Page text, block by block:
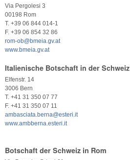
Via Pergolesi 3
00198 Rom
T. +39 06 844 014-1
F. +39 06 854 32 86
rom-ob@bmeia.gv.at
www.bmeia.gv.at
Italienische Botschaft in der Schweiz
Elfenstr. 14
3006 Bern
T. +41 31 350 07 77
F. +41 31 350 07 11
ambasciata.berna@esteri.it
www.ambberna.esteri.it
Botschaft der Schweiz in Rom